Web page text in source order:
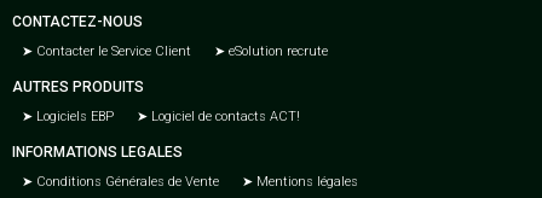
CONTACTEZ-NOUS
Contacter le Service Client eSolution recrute
AUTRES PRODUITS
Logiciels EBP Logiciel de contacts ACT!
INFORMATIONS LEGALES
Conditions Générales de Vente Mentions légales